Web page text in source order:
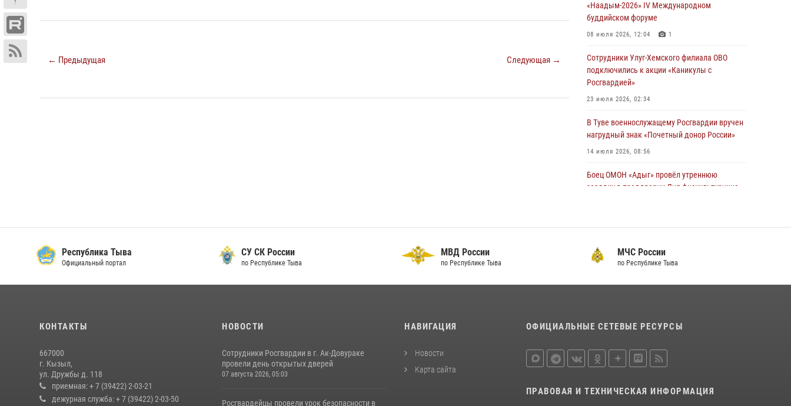
← Предыдущая Следующая →
Росгвардией» в Туве
29 июля 2026, 09:41
отработали экипажи задержаний Росгвардии
в Туве с начала года
29 июля 2026, 08:37
юбилейного личного забега
28 июля 2026, 07:48
«Наадым-2026» IV Международном
буддийском форуме
08 июля 2026, 12:04 1
Сотрудники Улуг-Хемского филиала ОВО
подключились к акции «Каникулы с
Росгвардией»
23 июля 2026, 02:34
В Туве военнослужащему Росгвардии вручен
нагрудный знак «Почетный донор России»
14 июля 2026, 08:56
Боец ОМОН «Адыг» провёл утреннюю
зарядку в преддверии Дня физкультурника
разъяснил телезрителям особенности
использования тувинского национального
и призерами Чемпионата по лёгкой атлетике
23 июля 2026, 09:24
процедуре регистрации лучников в канун
Республика Тыва
Официальный портал
СУ СК России
по Республике Тыва
МВД России
по Республике Тыва
МЧС России
по Республике Тыва
КОНТАКТЫ
667000
г. Кызыл,
ул. Дружбы д. 118
приемная: + 7 (39422) 2-03-21
дежурная служба: + 7 (39422) 2-03-50
НОВОСТИ
Сотрудники Росгвардии в г. Ак-Довураке
провели день открытых дверей
07 августа 2026, 05:03
Росгвардейцы провели урок безопасности в
НАВИГАЦИЯ
Новости
Карта сайта
ОФИЦИАЛЬНЫЕ СЕТЕВЫЕ РЕСУРСЫ
ПРАВОВАЯ И ТЕХНИЧЕСКАЯ ИНФОРМАЦИЯ